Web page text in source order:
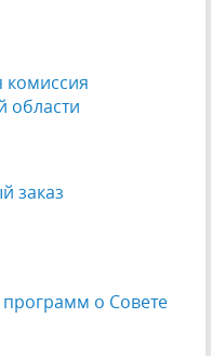
комиссия
области
заказ
о Cовете